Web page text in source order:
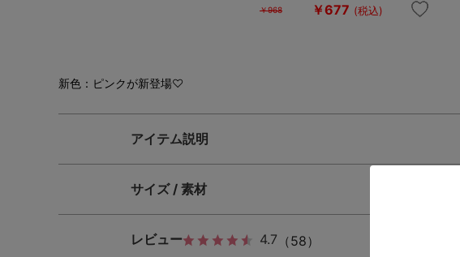
￥968 ￥677 (税込)
新色：ピンクが新登場♡
アイテム説明
サイズ / 素材
レビュー 4.7 （58）